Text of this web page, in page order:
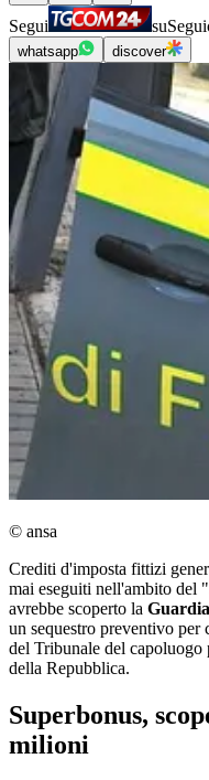
Segui su
whatsapp discover
© ansa
Crediti d'imposta fittizi
mai eseguiti nell'ambito del "
avrebbe scoperto la
un sequestro preventivo
del Tribunale del capoluogo
della Repubblica.
Superbonus,
milioni